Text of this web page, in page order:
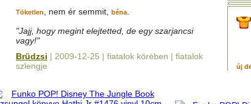
Töketlen , nem ér semmit, béna
"Jajj, hogy megint elejtetted, de egy szarjancsi
vagy!"
Brüdzsi | 2009-12-25 | fiatalok körében | fiatalok
szlengje
új